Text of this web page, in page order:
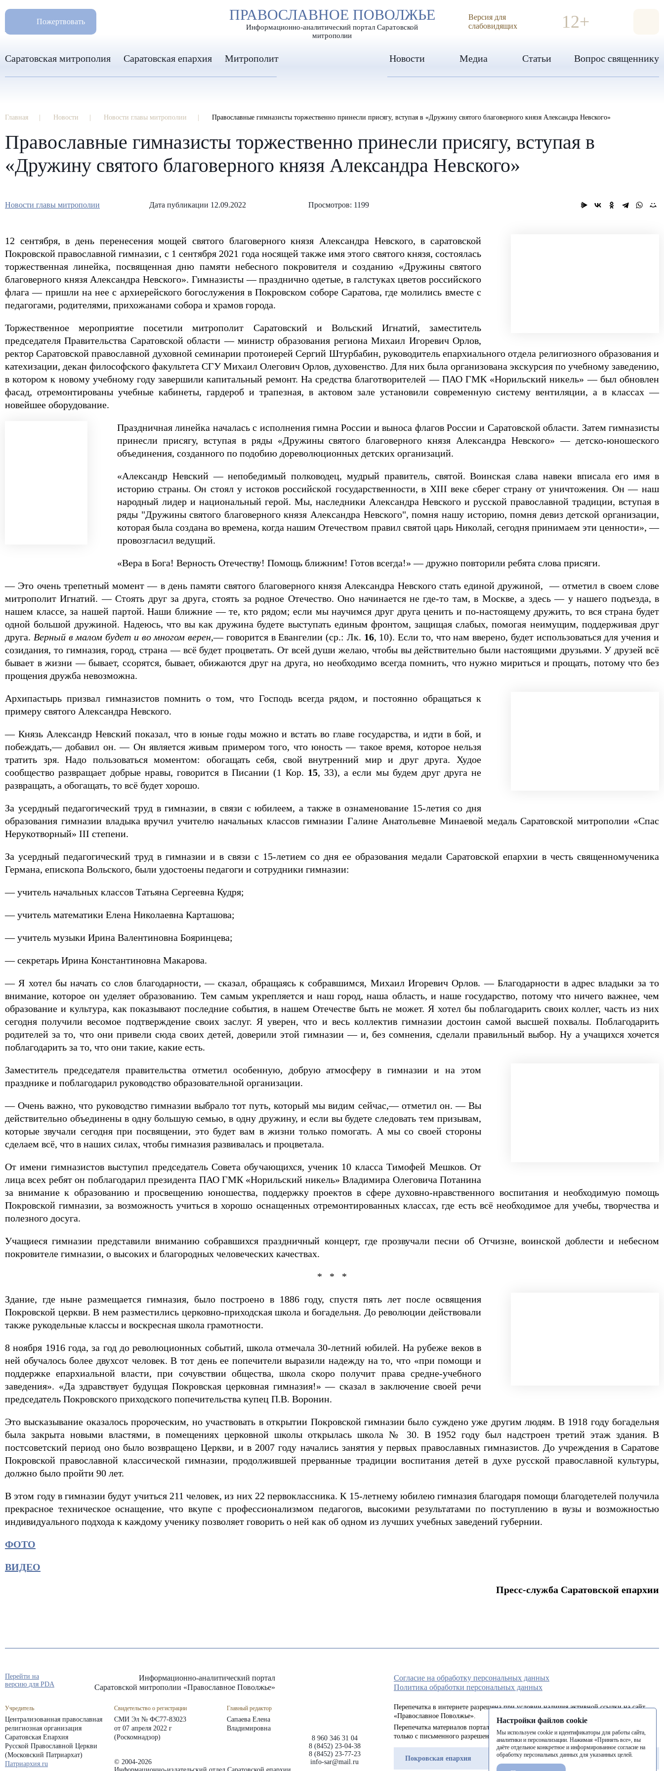
РАЗМЕР ШРИФТА А А А ИЗОБРАЖЕНИЯ
ПРАВОСЛАВНОЕ ПОВОЛЖЬЕ
Информационно-аналитический портал Саратовской
митрополии
Пожертвовать
8 960 346 31 04
info-sar@mail.ru
Версия для
слабовидящих
12+
Саратовская митрополия Саратовская епархия Митрополит Новости Медиа Статьи Вопрос священнику
Главная Новости Новости главы митрополии Православные гимназисты торжественно принесли присягу, вступая в «Дружину святого благоверного князя Александра Невского»
Православные гимназисты торжественно принесли присягу, вступая в
«Дружину святого благоверного князя Александра Невского»
Новости главы митрополии Дата публикации 12.09.2022 Просмотров: 1199
12 сентября, в день перенесения мощей святого благоверного князя Александра Невского, в саратовской
Покровской православной гимназии, с 1 сентября 2021 года носящей также имя этого святого князя, состоялась
торжественная линейка, посвященная дню памяти небесного покровителя и созданию «Дружины святого
благоверного князя Александра Невского». Гимназисты — празднично одетые, в галстуках цветов российского
флага — пришли на нее с архиерейского богослужения в Покровском соборе Саратова, где молились вместе с
педагогами, родителями, прихожанами собора и храмов города.
Торжественное мероприятие посетили митрополит Саратовский и Вольский Игнатий, заместитель
председателя Правительства Саратовской области — министр образования региона Михаил Игоревич Орлов,
ректор Саратовской православной духовной семинарии протоиерей Сергий Штурбабин, руководитель епархиального отдела религиозного образования и
катехизации, декан философского факультета СГУ Михаил Олегович Орлов, духовенство. Для них была организована экскурсия по учебному заведению,
в котором к новому учебному году завершили капитальный ремонт. На средства благотворителей — ПАО ГМК «Норильский никель» — был обновлен
фасад, отремонтированы учебные кабинеты, гардероб и трапезная, в актовом зале установили современную систему вентиляции, а в классах —
новейшее оборудование.
Праздничная линейка началась с исполнения гимна России и выноса флагов России и Саратовской области. Затем гимназисты
принесли присягу, вступая в ряды «Дружины святого благоверного князя Александра Невского» — детско-юношеского
объединения, созданного по подобию дореволюционных детских организаций.
«Александр Невский — непобедимый полководец, мудрый правитель, святой. Воинская слава навеки вписала его имя в
историю страны. Он стоял у истоков российской государственности, в XIII веке сберег страну от уничтожения. Он — наш
народный лидер и национальный герой. Мы, наследники Александра Невского и русской православной традиции, вступая в
ряды "Дружины святого благоверного князя Александра Невского", помня нашу историю, помня девиз детской организации,
которая была создана во времена, когда нашим Отечеством правил святой царь Николай, сегодня принимаем эти ценности», —
провозгласил ведущий.
«Вера в Бога! Верность Отечеству! Помощь ближним! Готов всегда!» — дружно повторили ребята слова присяги.
— Это очень трепетный момент — в день памяти святого благоверного князя Александра Невского стать единой дружиной, — отметил в своем слове
митрополит Игнатий. — Стоять друг за друга, стоять за родное Отечество. Оно начинается не где-то там, в Москве, а здесь — у нашего подъезда, в
нашем классе, за нашей партой. Наши ближние — те, кто рядом; если мы научимся друг друга ценить и по-настоящему дружить, то вся страна будет
одной большой дружиной. Надеюсь, что вы как дружина будете выступать единым фронтом, защищая слабых, помогая неимущим, поддерживая друг
друга. Верный в малом будет и во многом верен,— говорится в Евангелии (ср.: Лк. 16, 10). Если то, что нам вверено, будет использоваться для учения и
созидания, то гимназия, город, страна — всё будет процветать. От всей души желаю, чтобы вы действительно были настоящими друзьями. У друзей всё
бывает в жизни — бывает, ссорятся, бывает, обижаются друг на друга, но необходимо всегда помнить, что нужно мириться и прощать, потому что без
прощения дружба невозможна.
Архипастырь призвал гимназистов помнить о том, что Господь всегда рядом, и постоянно обращаться к
примеру святого Александра Невского.
— Князь Александр Невский показал, что в юные годы можно и встать во главе государства, и идти в бой, и
побеждать,— добавил он. — Он является живым примером того, что юность — такое время, которое нельзя
тратить зря. Надо пользоваться моментом: обогащать себя, свой внутренний мир и друг друга. Худое
сообщество развращает добрые нравы, говорится в Писании (1 Кор. 15, 33), а если мы будем друг друга не
развращать, а обогащать, то всё будет хорошо.
За усердный педагогический труд в гимназии, в связи с юбилеем, а также в ознаменование 15-летия со дня
образования гимназии владыка вручил учителю начальных классов гимназии Галине Анатольевне Минаевой медаль Саратовской митрополии «Спас
Нерукотворный» III степени.
За усердный педагогический труд в гимназии и в связи с 15-летием со дня ее образования медали Саратовской епархии в честь священномученика
Германа, епископа Вольского, были удостоены педагоги и сотрудники гимназии:
— учитель начальных классов Татьяна Сергеевна Кудря;
— учитель математики Елена Николаевна Карташова;
— учитель музыки Ирина Валентиновна Бояринцева;
— секретарь Ирина Константиновна Макарова.
— Я хотел бы начать со слов благодарности, — сказал, обращаясь к собравшимся, Михаил Игоревич Орлов. — Благодарности в адрес владыки за то
внимание, которое он уделяет образованию. Тем самым укрепляется и наш город, наша область, и наше государство, потому что ничего важнее, чем
образование и культура, как показывают последние события, в нашем Отечестве быть не может. Я хотел бы поблагодарить своих коллег, часть из них
сегодня получили весомое подтверждение своих заслуг. Я уверен, что и весь коллектив гимназии достоин самой высшей похвалы. Поблагодарить
родителей за то, что они привели сюда своих детей, доверили этой гимназии — и, без сомнения, сделали правильный выбор. Ну а учащихся хочется
поблагодарить за то, что они такие, какие есть.
Заместитель председателя правительства отметил особенную, добрую атмосферу в гимназии и на этом
празднике и поблагодарил руководство образовательной организации.
— Очень важно, что руководство гимназии выбрало тот путь, который мы видим сейчас,— отметил он. — Вы
действительно объединены в одну большую семью, в одну дружину, и если вы будете следовать тем призывам,
которые звучали сегодня при посвящении, это будет вам в жизни только помогать. А мы со своей стороны
сделаем всё, что в наших силах, чтобы гимназия развивалась и процветала.
От имени гимназистов выступил председатель Совета обучающихся, ученик 10 класса Тимофей Мешков. От
лица всех ребят он поблагодарил президента ПАО ГМК «Норильский никель» Владимира Олеговича Потанина
за внимание к образованию и просвещению юношества, поддержку проектов в сфере духовно-нравственного воспитания и необходимую помощь
Покровской гимназии, за возможность учиться в хорошо оснащенных отремонтированных классах, где есть всё необходимое для учебы, творчества и
полезного досуга.
Учащиеся гимназии представили вниманию собравшихся праздничный концерт, где прозвучали песни об Отчизне, воинской доблести и небесном
покровителе гимназии, о высоких и благородных человеческих качествах.
* * *
Здание, где ныне размещается гимназия, было построено в 1886 году, спустя пять лет после освящения
Покровской церкви. В нем разместились церковно-приходская школа и богадельня. До революции действовали
также рукодельные классы и воскресная школа грамотности.
8 ноября 1916 года, за год до революционных событий, школа отмечала 30-летний юбилей. На рубеже веков в
ней обучалось более двухсот человек. В тот день ее попечители выразили надежду на то, что «при помощи и
поддержке епархиальной власти, при сочувствии общества, школа скоро получит права средне-учебного
заведения». «Да здравствует будущая Покровская церковная гимназия!» — сказал в заключение своей речи
председатель Покровского приходского попечительства купец П.В. Воронин.
Это высказывание оказалось пророческим, но участвовать в открытии Покровской гимназии было суждено уже другим людям. В 1918 году богадельня
была закрыта новыми властями, в помещениях церковной школы открылась школа № 30. В 1952 году был надстроен третий этаж здания. В
постсоветский период оно было возвращено Церкви, и в 2007 году начались занятия у первых православных гимназистов. До учреждения в Саратове
Покровской православной классической гимназии, продолжившей прерванные традиции воспитания детей в духе русской православной культуры,
должно было пройти 90 лет.
В этом году в гимназии будут учиться 211 человек, из них 22 первоклассника. К 15-летнему юбилею гимназия благодаря помощи благодетелей получила
прекрасное техническое оснащение, что вкупе с профессионализмом педагогов, высокими результатами по поступлению в вузы и возможностью
индивидуального подхода к каждому ученику позволяет говорить о ней как об одном из лучших учебных заведений губернии.
ФОТО
ВИДЕО
Пресс-служба Саратовской епархии
8 960 346 31 04
8 (8452) 23-04-38
8 (8452) 23-77-23
info-sar@mail.ru
Информационно-аналитический портал
Саратовской митрополии «Православное Поволжье»
Учредитель
Централизованная православная
религиозная организация
Саратовская Епархия
Русской Православной Церкви
(Московский Патриархат)
Патриархия.ru
Свидетельство о регистрации
СМИ Эл № ФС77-83023
от 07 апреля 2022 г
(Роскомнадзор)
Главный редактор
Сапаева Елена
Владимировна
© 2004-2026
Согласие на обработку персональных данных
Политика обработки персональных данных
Перепечатка в интернете разрешена при условии наличия активной ссылки на сайт
«Православное Поволжье».
Перепечатка материалов портала в печатных изданиях (книгах, прессе) возможна
только с письменного разрешения редакции.
Покровская епархия Балашовская епархия Балаковская епархия
Перейти на
версию для PDA
Настройки файлов cookie
Мы используем cookie и идентификаторы для работы сайта,
аналитики и персонализации. Нажимая «Принять все», вы
даёте отдельное конкретное и информированное согласие на
обработку персональных данных для указанных целей.